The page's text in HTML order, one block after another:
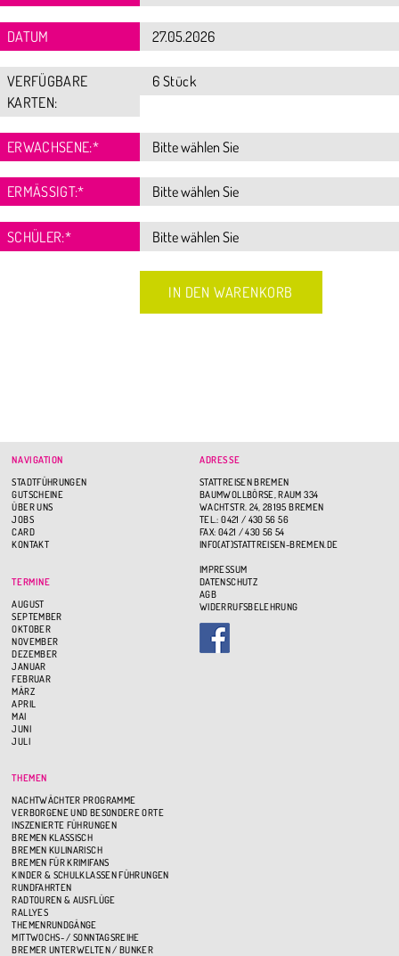
DATUM
VERFÜGBARE
KARTEN:
6 Stück
ERWACHSENE:*
ERMÄSSIGT:*
SCHÜLER:*
NAVIGATION
STADTFÜHRUNGEN
GUTSCHEINE
ÜBER UNS
JOBS
CARD
KONTAKT
TERMINE
AUGUST
SEPTEMBER
OKTOBER
NOVEMBER
DEZEMBER
JANUAR
FEBRUAR
MÄRZ
APRIL
MAI
JUNI
JULI
THEMEN
NACHTWÄCHTER PROGRAMME
VERBORGENE UND BESONDERE ORTE
INSZENIERTE FÜHRUNGEN
BREMEN KLASSISCH
BREMEN KULINARISCH
BREMEN FÜR KRIMIFANS
KINDER & SCHULKLASSEN FÜHRUNGEN
RUNDFAHRTEN
RADTOUREN & AUSFLÜGE
RALLYES
THEMENRUNDGÄNGE
MITTWOCHS- / SONNTAGSREIHE
BREMER UNTERWELTEN / BUNKER
ADRESSE
STATTREISEN BREMEN
BAUMWOLLBÖRSE, RAUM 334
WACHTSTR. 24, 28195 BREMEN
TEL.: 0421 / 430 56 56
FAX: 0421 / 430 56 54
INFO(AT)STATTREISEN-BREMEN.DE
IMPRESSUM
DATENSCHUTZ
AGB
WIDERRUFSBELEHRUNG